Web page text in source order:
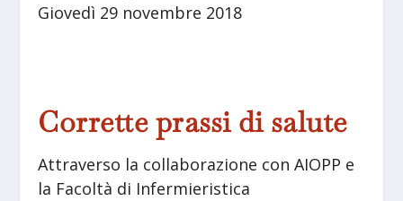
Giovedì 29 novembre 2018
Corrette prassi di salute
Attraverso la collaborazione con AIOPP e
la Facoltà di Infermieristica